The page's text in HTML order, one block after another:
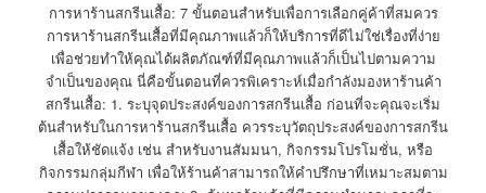
การหาร้านสกรีนเสื้อ: 7 ขั้นตอนสำหรับเพื่อการเลือกคู่ค้าที่สมควร
การหาร้านสกรีนเสื้อที่มีคุณภาพแล้วก็ให้บริการที่ดีไม่ใช่เรื่องที่ง่าย
เพื่อช่วยทำให้คุณได้ผลิตภัณฑ์ที่มีคุณภาพแล้วก็เป็นไปตามความ
จำเป็นของคุณ นี่คือขั้นตอนที่ควรพิเคราะห์เมื่อกำลังมองหาร้านค้า
สกรีนเสื้อ: 1. ระบุจุดประสงค์ของการสกรีนเสื้อ ก่อนที่จะคุณจะเริ่ม
ต้นสำหรับในการหาร้านสกรีนเสื้อ ควรระบุวัตถุประสงค์ของการสกรีน
เสื้อให้ชัดแจ้ง เช่น สำหรับงานสัมมนา, กิจกรรมโปรโมชั่น, หรือ
กิจกรรมกลุ่มกีฬา เพื่อให้ร้านค้าสามารถให้คำปรึกษาที่เหมาะสมตาม